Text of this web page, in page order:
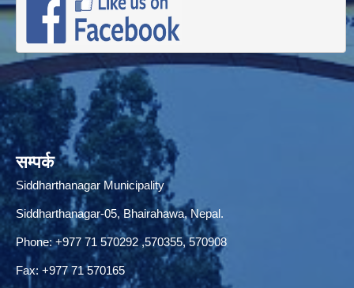
सम्पर्क
Siddharthanagar Municipality
Siddharthanagar-05, Bhairahawa, Nepal.
Phone:+977 71 570292,570355, 570908
Fax: +977 71 570165